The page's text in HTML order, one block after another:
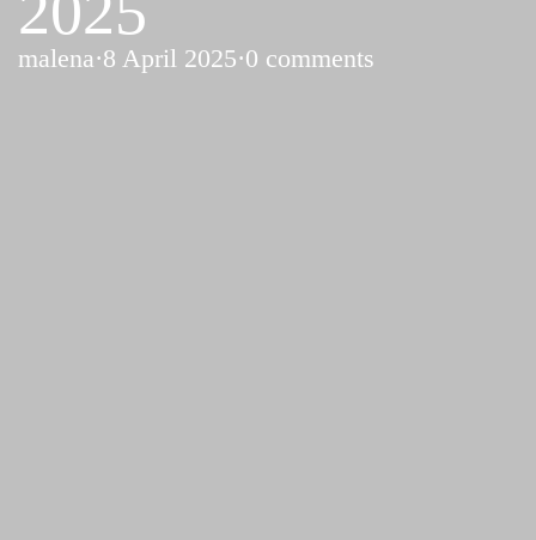
malena·8 April 2025·0 comments